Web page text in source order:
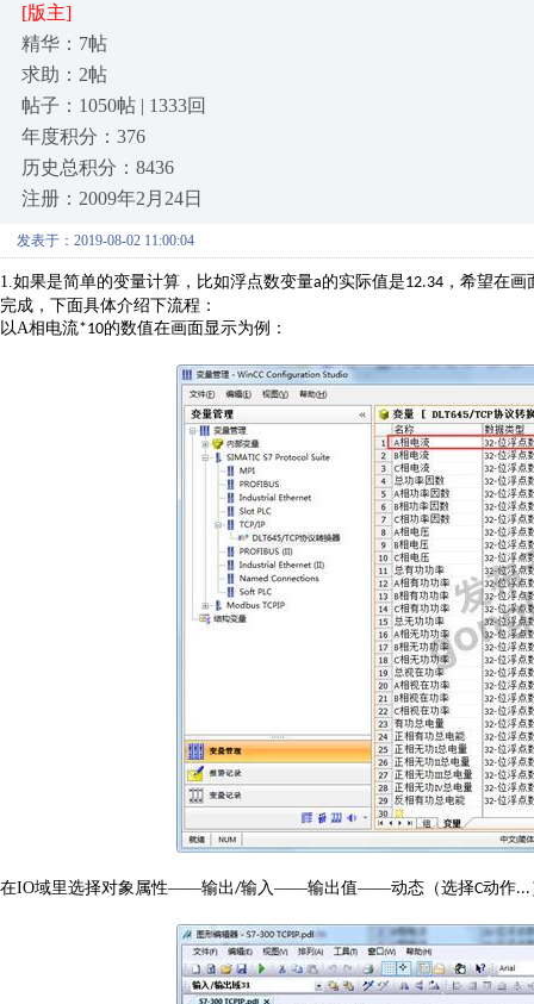
[版主]
精华：7帖
求助：2帖
帖子：1050帖 | 1333回
年度积分：376
历史总积分：8436
注册：2009年2月24日
发表于：2019-08-02 11:00:04
1.如果是简单的变量计算，比如浮点数变量a的实际值是12.34 ，希望在
完成，下面具体介绍下流程：
以A相电流*10的数值在画面显示为例：
在IO域里选择对象属性——输出/输入——输出值——动态（选择C动作...